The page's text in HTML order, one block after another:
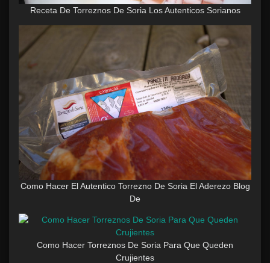
Receta De Torreznos De Soria Los Autenticos Sorianos
Como Hacer El Autentico Torrezno De Soria El Aderezo Blog
De
Como Hacer Torreznos De Soria Para Que Queden
Crujientes